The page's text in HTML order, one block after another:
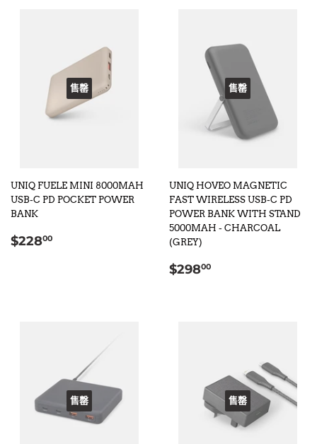
售罄
UNIQ FUELE MINI 8000MAH
USB-C PD POCKET POWER
BANK
定
$22800
售罄
UNIQ HOVEO MAGNETIC
FAST WIRELESS USB-C PD
POWER BANK WITH STAND
5000MAH - CHARCOAL
(GREY)
定
$29800
售罄 售罄